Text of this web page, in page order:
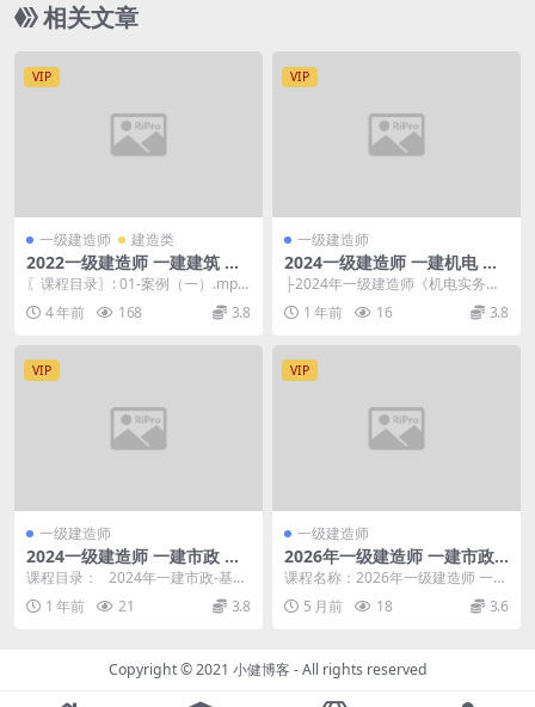
相关文章
VIP
一级建造师 建造类
2022一级建造师 一建建筑 习
题班-案例经典20题-龙炎飞
〖课程目录〗: 01-案例（一）.mp4
02-案例（二）.mp4 03-案例（...
4 年前 168 3.8
VIP
一级建造师
2024一级建造师 一建机电 考
前三页纸30点+经典案例+数字
考点总结题
├2024年一级建造师《机电实务》
经典案例题.pdf 1.07M ├...
1 年前 16 3.8
VIP
一级建造师
2024一级建造师 一建市政 李
四德-全套教辅合集【重点推
课程目录： 2024年一建市政-基础
精学讲义-李四德_1.pdf 2024年...
1 年前 21 3.8
VIP
一级建造师
2026年一级建造师 一建市政
教材对比明细
课程名称：2026年一级建造师 一建
市政 教材对比明细 更新进度： 资
料 1. ...5 月前 18 3.6
Copyright © 2021 小健博客 - All rights reserved